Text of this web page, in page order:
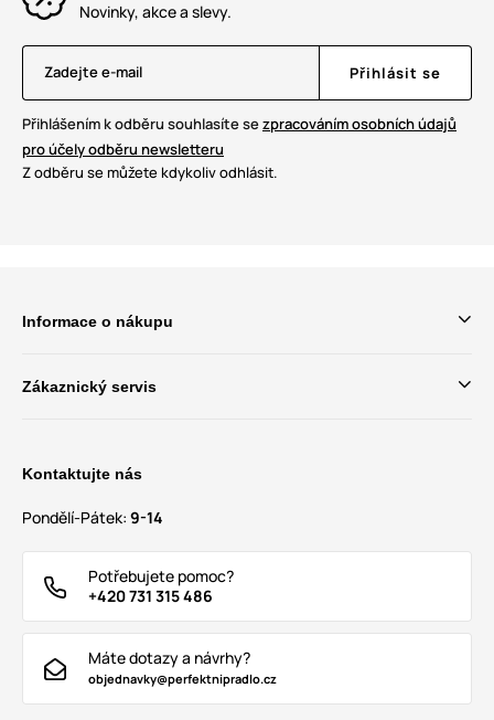
Novinky, akce a slevy.
Zadejte e-mail Přihlásit se
Přihlášením k odběru souhlasíte sezpracováním osobních údajů
pro účely odběru newsletteru
Z odběru se můžete kdykoliv odhlásit.
Informace o nákupu
Zákaznický servis
Kontaktujte nás
Pondělí-Pátek: 9-14
Potřebujete pomoc?
+420 731 315 486
Máte dotazy a návrhy?
objednavky@perfektnipradlo.cz